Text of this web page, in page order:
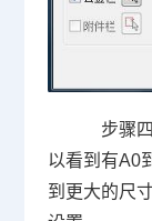
步骤
以看到有A0
到更大的尺